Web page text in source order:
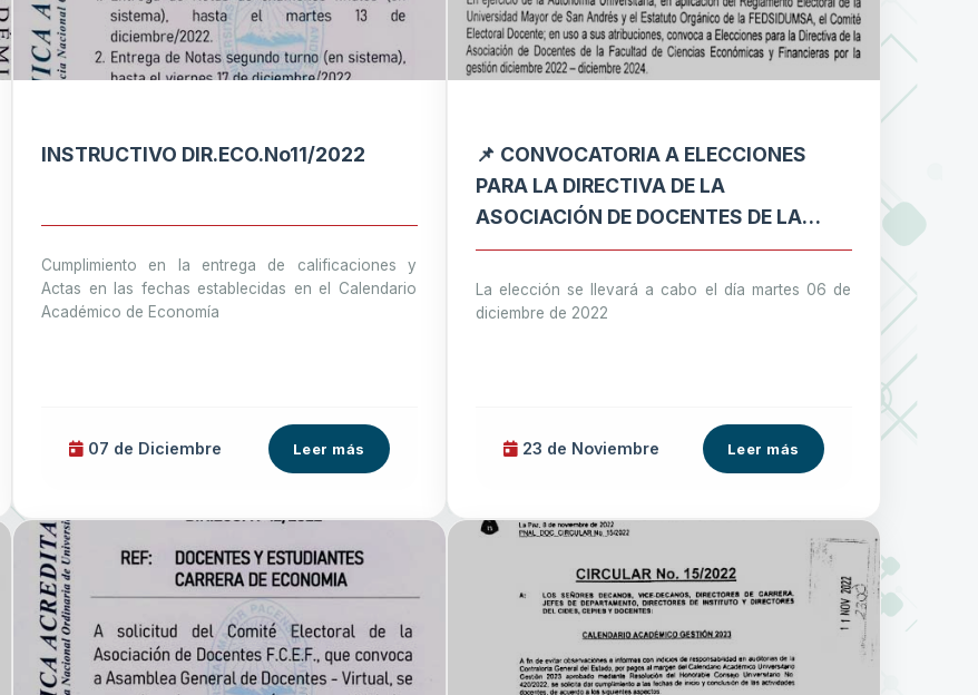
INSTRUCTIVO DIR.ECO.No11/2022
Cumplimiento en la entrega de calificaciones y
Actas en las fechas establecidas en el Calendario
Académico de Economía
07 de Diciembre Leer más
📌 CONVOCATORIA A ELECCIONES
PARA LA DIRECTIVA DE LA
ASOCIACIÓN DE DOCENTES DE LA
FACULTAD DE CIENCIAS ECONÓMICAS
Y FINANCIERAS GESTIÓN 2022-2024
La elección se llevará a cabo el día martes 06 de
diciembre de 2022
23 de Noviembre Leer más